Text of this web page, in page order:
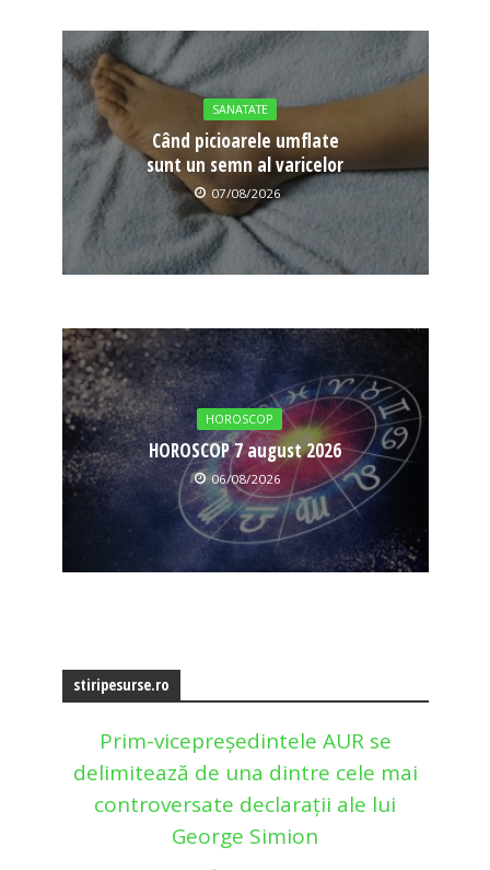
SANATATE
Când picioarele umflate
sunt un semn al varicelor
07/08/2026
HOROSCOP
HOROSCOP 7 august 2026
06/08/2026
stiripesurse.ro
Prim-vicepreședintele AUR se
delimitează de una dintre cele mai
controversate declarații ale lui
George Simion